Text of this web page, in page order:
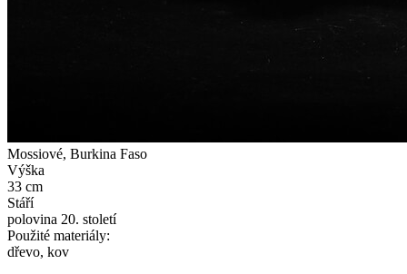
Mossiové, Burkina Faso
Výška
33 cm
Stáří
polovina 20. století
Použité materiály:
dřevo, kov